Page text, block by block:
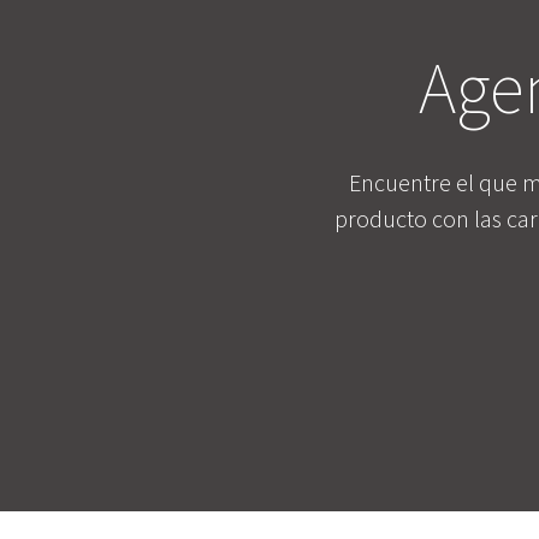
Encuentre el que
producto con las